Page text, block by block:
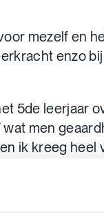
mezelf en
enzo
5de leerjaar
men
ik kreeg